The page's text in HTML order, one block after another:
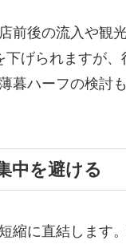
前後の流入や観
げられますが
暮ハーフの検討
中を避ける
縮に直結します